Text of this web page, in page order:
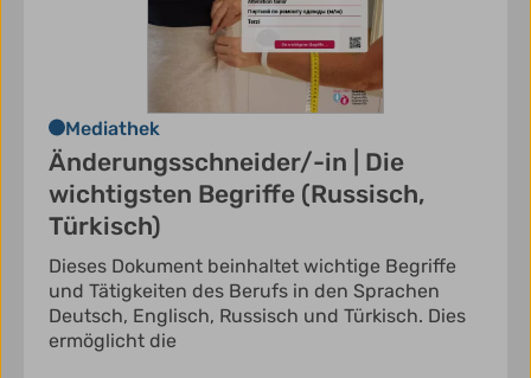
Mediathek
Änderungsschneider/-in | Die
wichtigsten Begriffe (Russisch,
Türkisch)
Dieses Dokument beinhaltet wichtige Begriffe
und Tätigkeiten des Berufs in den Sprachen
Deutsch, Englisch, Russisch und Türkisch. Dies
ermöglicht die